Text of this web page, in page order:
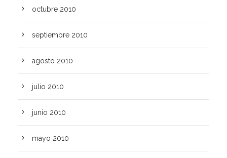
octubre 2010
septiembre 2010
agosto 2010
julio 2010
junio 2010
mayo 2010